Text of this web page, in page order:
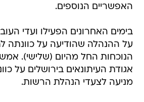
האפשריים הנוספים.
בימים האחרונים הפעילו ועדי
על ההנהלה שהודיעה על כוונתה
הנוכחות החל מהיום (שלישי).
אגודת העיתונאים בירושלים על
מניעה לצעדי הנהלת הרשות.